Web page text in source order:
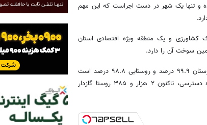
گازرسانی به ۳۲ شهر تکمیل شده و تنها یک شهر در دست اجراست که این مهم
صنعتی، سه شهرک کشاورزی و یک منطقه ویژه اقتصادی استان
سوخت آن را دارد.
سپهوند با بیان اینکه در حال حاضر ضریب نفوذ گازرسانی شهری در لرستان ۹۹.۹ درصد و روستایی ۹۸.۸ درصد است
اظهار داشت : از ۲ هزار و ۴۶۹ روستای واجد شرایط جمعیتی و راه دسترسی، تاکنون ۲ هزار و ۳۸۵ روستا گازدار